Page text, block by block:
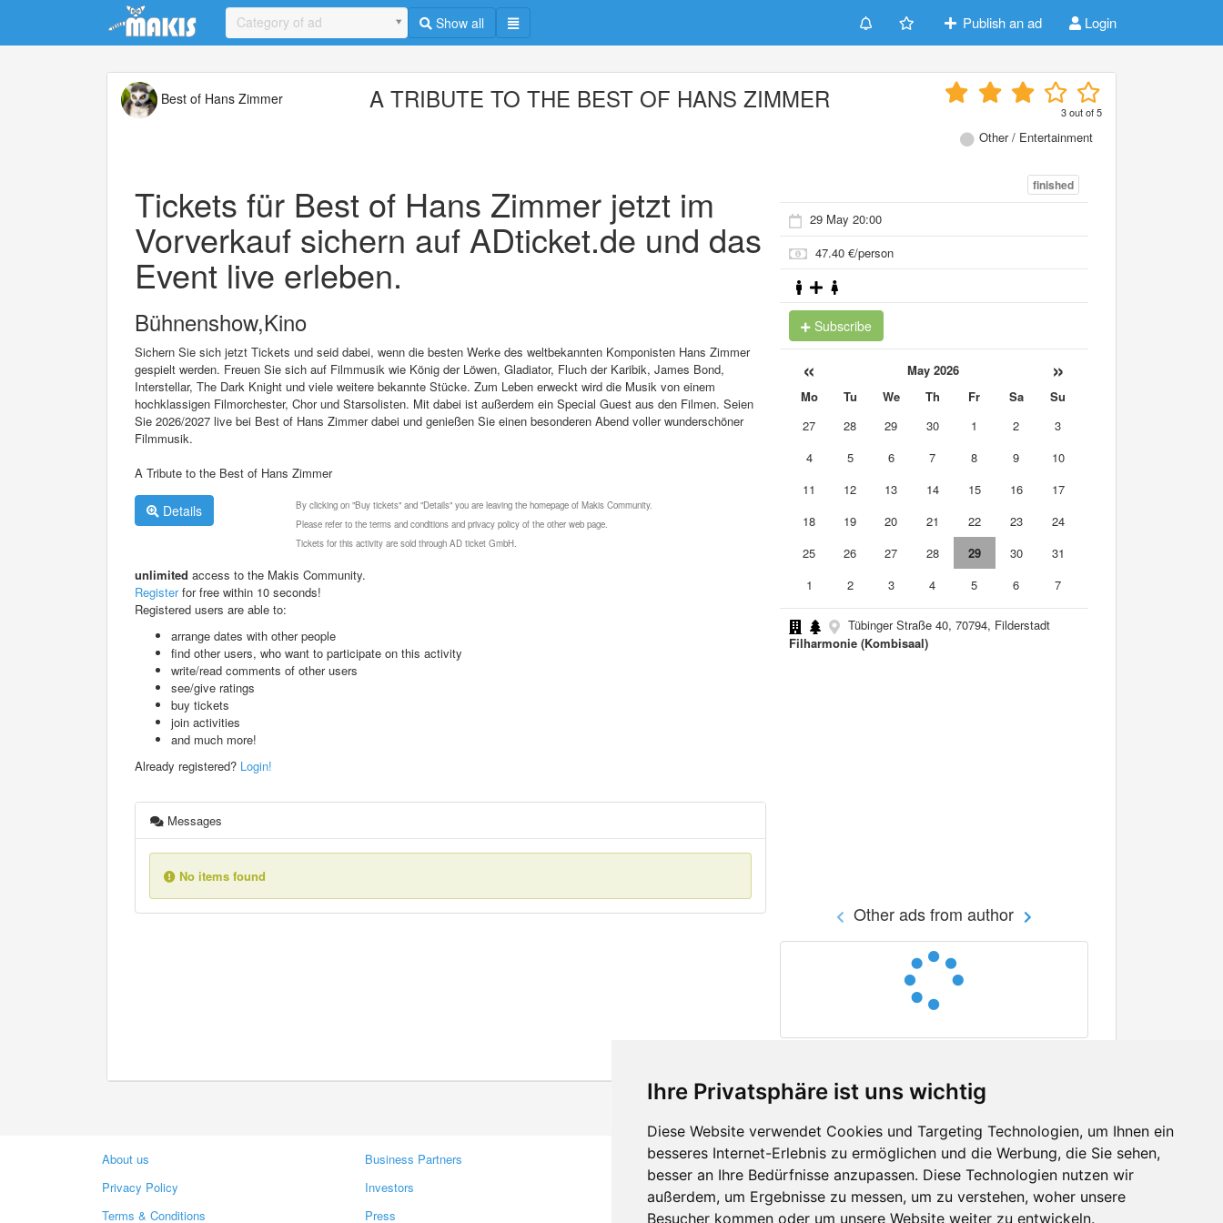
Ihre Privatsphäre ist uns wichtig
Diese Website verwendet Cookies und Targeting Technologien, um Ihnen ein
besseres Internet-Erlebnis zu ermöglichen und die Werbung, die Sie sehen,
besser an Ihre Bedürfnisse anzupassen. Diese Technologien nutzen wir
außerdem, um Ergebnisse zu messen, um zu verstehen, woher unsere
Besucher kommen oder um unsere Website weiter zu entwickeln.
Update cookies preferences
Category of ad Show all Publish an ad Login
Best of Hans Zimmer A TRIBUTE TO THE BEST OF HANS ZIMMER 3out of5
Other / Entertainment
Tickets für Best of Hans Zimmer jetzt im
Vorverkauf sichern auf ADticket.de und das
Event live erleben.
Bühnenshow,Kino
Sichern Sie sich jetzt Tickets und seid dabei, wenn die besten Werke des weltbekannten Komponisten Hans Zimmer
gespielt werden. Freuen Sie sich auf Filmmusik wie König der Löwen, Gladiator, Fluch der Karibik, James Bond,
Interstellar, The Dark Knight und viele weitere bekannte Stücke. Zum Leben erweckt wird die Musik von einem
hochklassigen Filmorchester, Chor und Starsolisten. Mit dabei ist außerdem ein Special Guest aus den Filmen. Seien
Sie 2026/2027 live bei Best of Hans Zimmer dabei und genießen Sie einen besonderen Abend voller wunderschöner
Filmmusik.
A Tribute to the Best of Hans Zimmer
Details
By clicking on "Buy tickets" and "Details" you are leaving the homepage of Makis Community.
Please refer to the terms and conditions and privacy policy of the other web page.
Tickets for this activity are sold through AD ticket GmbH.
unlimited access to the Makis Community.
Registerfor free within 10 seconds!
Registered users are able to:
arrange dates with other people
find other users, who want to participate on this activity
write/read comments of other users
see/give ratings
buy tickets
join activities
and much more!
Already registered? Login!
Messages
No items found
finished
29 May 20:00
47.40 €/person
Subscribe
« May 2026 »
Mo Tu We Th Fr Sa
Su
27
28 29 30 1 2
3
4
5 6 7 8 9
10
11
12 13 14 15 16
17
18
19 20 21 22 23
24
25
26 27 28 29 30
31
1
2 3 4 5 6 7
Tübinger Straße 40, 70794, Filderstadt
Filharmonie (Kombisaal)
Other ads from author
About us
Privacy Policy
Terms & Conditions
Business Partners
Investors
Press
Contacts
Feedback
Report A Bug
Facebook
Twitter
YouTube